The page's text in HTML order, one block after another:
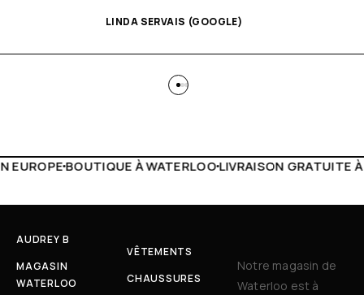
LINDA SERVAIS (GOOGLE)
LIVRAISON GRATUITE À PARTIR DE 150€LIVE
AUDREY B
MAGASIN
WATERLOO
VÊTEMENTS
CHAUSSURES
Notre magasin de
Waterloo est à